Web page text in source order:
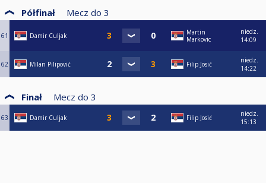
Półfinał Mecz do 3
61 Damir Culjak
Martin
Markovic
niedz.
14:09
62 Milan Pilipović Filip Josić
niedz.
14:22
Finał Mecz do 3
63 Damir Culjak Filip Josić
niedz.
15:13